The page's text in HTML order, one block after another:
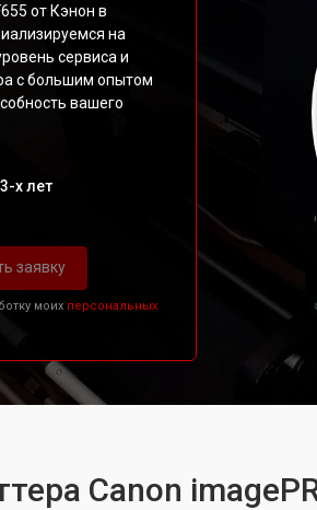
от Кэнон в
на
сервиса и
с большим опытом
вашего
х лет
заявку
моих персональных
Canon